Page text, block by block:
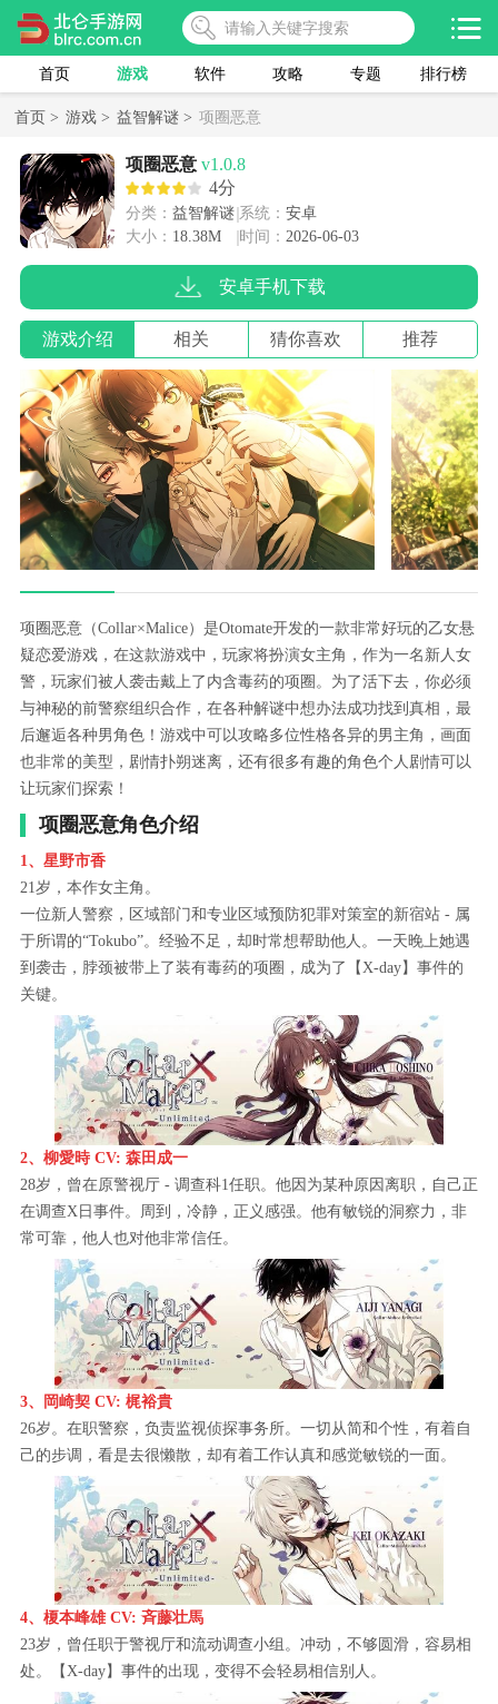
首页 游戏 软件 攻略 专题 排行榜
首页 > 游戏 > 益智解谜 > 项圈恶意
项圈恶意 v1.0.8
4分
分类： 益智解谜 系统： 安卓
大小： 18.38M 时间： 2026-06-03
安卓手机下载
游戏介绍 相关 猜你喜欢 推荐
项圈恶意（Collar×Malice）是Otomate开发的一款非常好玩的乙女悬
疑恋爱游戏，在这款游戏中，玩家将扮演女主角，作为一名新人女
警，玩家们被人袭击戴上了内含毒药的项圈。为了活下去，你必须
与神秘的前警察组织合作，在各种解谜中想办法成功找到真相，最
后邂逅各种男角色！游戏中可以攻略多位性格各异的男主角，画面
也非常的美型，剧情扑朔迷离，还有很多有趣的角色个人剧情可以
让玩家们探索！
项圈恶意角色介绍
1、星野市香
21岁，本作女主角。
一位新人警察，区域部门和专业区域预防犯罪对策室的新宿站 - 属
于所谓的“Tokubo”。经验不足，却时常想帮助他人。一天晚上她遇
到袭击，脖颈被带上了装有毒药的项圈，成为了【X-day】事件的
关键。
2、柳愛時 CV: 森田成一
28岁，曾在原警视厅 - 调查科1任职。他因为某种原因离职，自己正
在调查X日事件。周到，冷静，正义感强。他有敏锐的洞察力，非
常可靠，他人也对他非常信任。
3、岡崎契 CV: 梶裕貴
26岁。在职警察，负责监视侦探事务所。一切从简和个性，有着自
己的步调，看是去很懒散，却有着工作认真和感觉敏锐的一面。
4、榎本峰雄 CV: 斉藤壮馬
23岁，曾任职于警视厅和流动调查小组。冲动，不够圆滑，容易相
处。【X-day】事件的出现，变得不会轻易相信别人。